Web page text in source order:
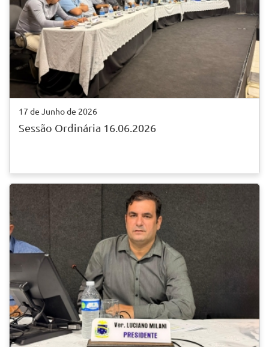
17 de Junho de 2026
Sessão Ordinária 16.06.2026